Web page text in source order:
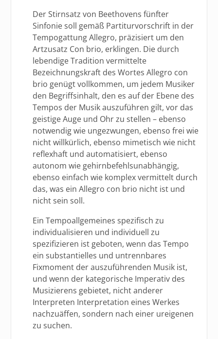
Der Stirnsatz von Beethovens fünfter
Sinfonie soll gemäß Partiturvorschrift in der
Tempogattung Allegro, präzisiert um den
Artzusatz Con brio, erklingen. Die durch
lebendige Tradition vermittelte
Bezeichnungskraft des Wortes Allegro con
brio genügt vollkommen, um jedem Musiker
den Begriffsinhalt, den es auf der Ebene des
Tempos der Musik auszuführen gilt, vor das
geistige Auge und Ohr zu stellen – ebenso
notwendig wie ungezwungen, ebenso frei wie
nicht willkürlich, ebenso mimetisch wie nicht
reflexhaft und automatisiert, ebenso
autonom wie gehirnbefehlsunabhängig,
ebenso einfach wie komplex vermittelt durch
das, was ein Allegro con brio nicht ist und
nicht sein soll.
Ein Tempoallgemeines spezifisch zu
individualisieren und individuell zu
spezifizieren ist geboten, wenn das Tempo
ein substantielles und untrennbares
Fixmoment der auszuführenden Musik ist,
und wenn der kategorische Imperativ des
Musizierens gebietet, nicht anderer
Interpreten Interpretation eines Werkes
nachzuäffen, sondern nach einer ureigenen
zu suchen.